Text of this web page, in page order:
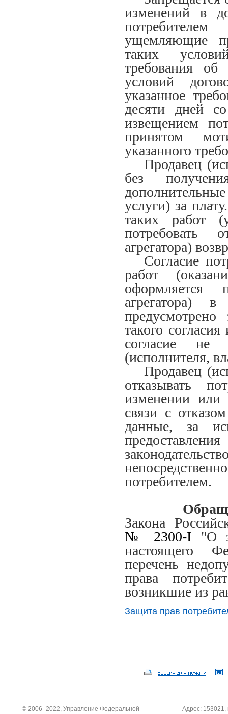
изменений в
ущемляющие
таких
требования об
условий
указанное
десяти дней
извещением
принятом
указанного
Продавец
без
услуги) за
таких работ
потребовать
агрегатора)
Согласие
работ
оформляется
агрегатора)
предусмотрено
такого
согласие не
(исполнителя,
Продавец
отказывать
изменении или
связи с
данные, за
потребителем.
Закона
№ 2300-I "О
настоящего
перечень
права
возникшие из
Защита прав
© 2006–2022, Управление Федеральной
Адрес: 153021,